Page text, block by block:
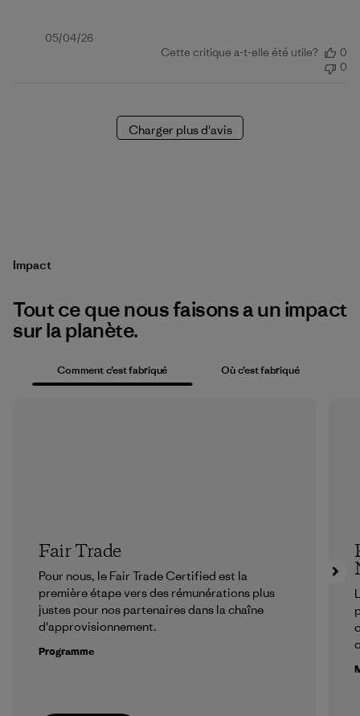
Date
05/04/26
Cette critique a-t-elle été utile?
0
0
Charger plus d'avis
Impact
Tout ce que nous faisons a un impact
sur la planète.
Comment c’est fabriqué Où c’est fabriqué
Fair Trade
Pour nous, le Fair Trade Certified est la
première étape vers des rémunérations plus
justes pour nos partenaires dans la chaîne
d'approvisionnement.
Programme